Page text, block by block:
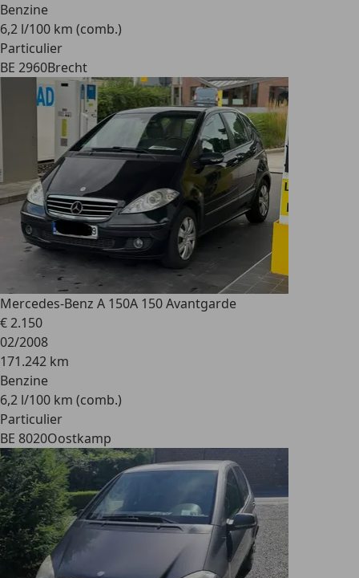
Benzine
6,2 l/100 km (comb.)
Particulier
BE 2960Brecht
Mercedes-Benz A 150A 150 Avantgarde
€ 2.150
02/2008
171.242 km
Benzine
6,2 l/100 km (comb.)
Particulier
BE 8020Oostkamp